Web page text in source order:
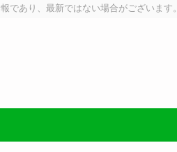
であり、最新ではない場合がございます。